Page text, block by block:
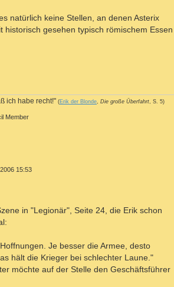
natürlich keine Stellen, an denen Asterix
historisch gesehen typisch römischem Essen
ich habe recht!" (Erik der Blonde, Die große Überfahrt, S. 5)
Member
15:53
in "Legionär", Seite 24, die Erik schon
Je besser die Armee, desto
hält die Krieger bei schlechter Laune."
möchte auf der Stelle den Geschäftsführer